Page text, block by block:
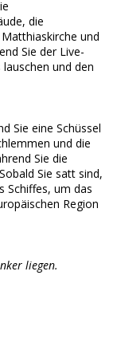
die
und
Sie der Live-
und den
Sie eine Schüssel
und die
Sie die
Sie satt sind,
Schiffes, um das
Region
liegen.